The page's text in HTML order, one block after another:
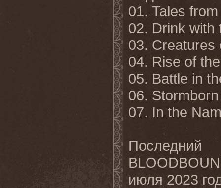
01. Tales
02. Drink with
03. Creatures
04. Rise of
05. Battle in
06.
07. In the
июля 2023